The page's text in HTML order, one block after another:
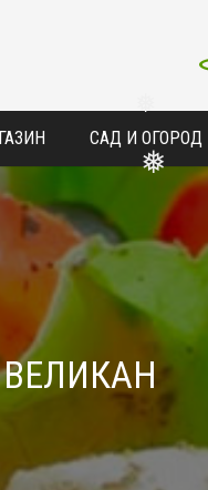
❅
❅
САД И ОГОРОД